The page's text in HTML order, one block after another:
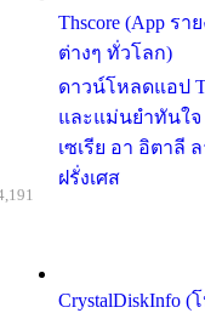
Thscore (App ร
ต่างๆ ทั่วโลก)
ดาวน์โหลดแอป
และแม่นยำทันใจ
เซเรีย อา อิตาลี
ฝรั่งเศส
CrystalDiskInfo (